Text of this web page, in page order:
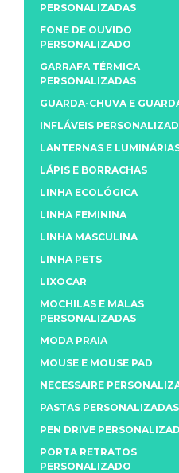
PERSONALIZADAS
FONE DE OUVIDO
PERSONALIZADO
GARRAFA TÉRMICA
PERSONALIZADAS
GUARDA-CHUVA E
INFLÁVEIS
LANTERNAS E
LÁPIS E BORRACHAS
LINHA ECOLÓGICA
LINHA FEMININA
LINHA MASCULINA
LINHA PETS
LIXOCAR
MOCHILAS E MALAS
PERSONALIZADAS
MODA PRAIA
MOUSE E MOUSE PAD
NECESSAIRE
PASTAS PERSONALIZADAS
PEN DRIVE
PORTA RETRATOS
PERSONALIZADO